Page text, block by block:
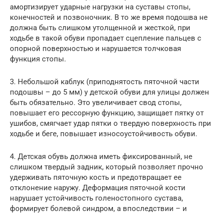
амортизирует ударные нагрузки на суставы стопы,
конечностей и позвоночник. В то же время подошва не
должна быть слишком утолщенной и жесткой, при
ходьбе в такой обуви пропадает сцепление пальцев с
опорной поверхностью и нарушается толчковая
функция стопы.
3. Небольшой каблук (приподнятость пяточной части
подошвы – до 5 мм) у детской обуви для улицы должен
быть обязательно. Это увеличивает свод стопы,
повышает его рессорную функцию, защищает пятку от
ушибов, смягчает удар пятки о твердую поверхность при
ходьбе и беге, повышает износоустойчивость обуви.
4. Детская обувь должна иметь фиксированный, не
слишком твердый задник, который позволяет прочно
удерживать пяточную кость и предотвращает ее
отклонение наружу. Деформация пяточной кости
нарушает устойчивость голеностопного сустава,
формирует болевой синдром, а впоследствии – и